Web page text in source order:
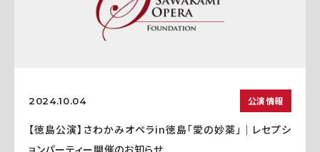
2024.10.04 公演情報
【徳島公演】さわかみオペラin徳島「愛の妙薬」｜レセプシ